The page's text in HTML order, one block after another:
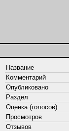
Название
Комментарий
Опубликовано
Раздел
Оценка (голосов)
Просмотров
Отзывов